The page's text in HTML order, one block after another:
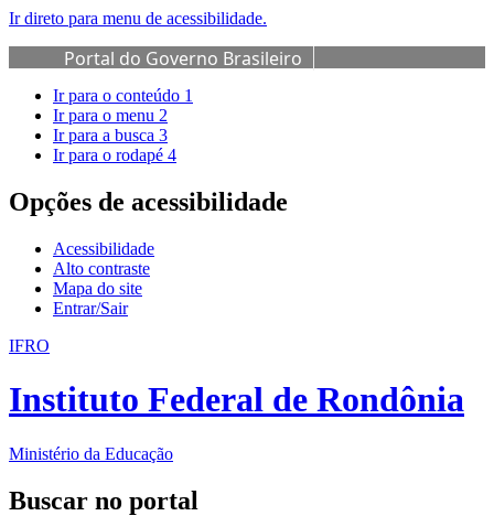
Ir direto para menu de acessibilidade.
Portal do Governo Brasileiro
Ir para o conteúdo 1
Ir para o menu 2
Ir para a busca 3
Ir para o rodapé 4
Opções de acessibilidade
Acessibilidade
Alto contraste
Mapa do site
Entrar/Sair
IFRO
Instituto Federal de Rondônia
Ministério da Educação
Buscar no portal